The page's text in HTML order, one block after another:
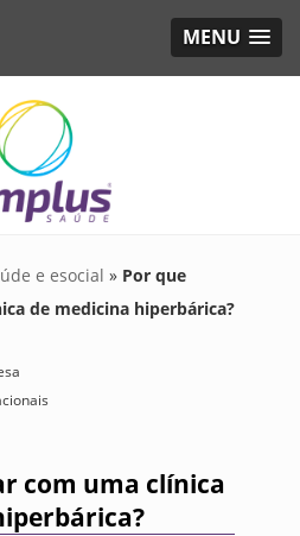
MENU
e esocial » Por que
de medicina hiperbárica?
com uma clínica